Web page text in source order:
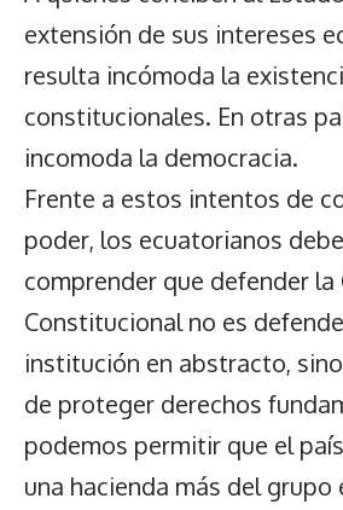
extensión de sus intereses
resulta incómoda la
constitucionales. En otras
incomoda la democracia.
Frente a estos intentos de
poder, los ecuatorianos
comprender que defender la
Constitucional no es
institución en abstracto,
de proteger derechos
podemos permitir que el
una hacienda más del grupo